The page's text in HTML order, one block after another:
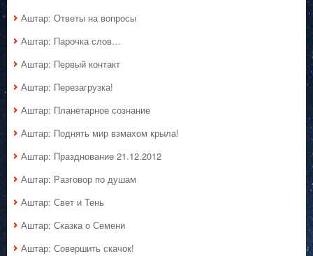
Аштар: Ответы на вопросы
Аштар: Парочка слов…
Аштар: Первый контакт
Аштар: Перезагрузка!
Аштар: Планетарное сознание
Аштар: Поднять мир взмахом крыла!
Аштар: Празднование 21.12.2012
Аштар: Разговор по душам
Аштар: Свет и Тень
Аштар: Сказка о Семени
Аштар: Совершить скачок!